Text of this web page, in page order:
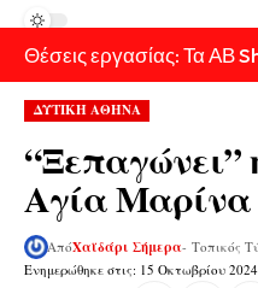
Θέσεις εργασίας: Τα ΑΒ
ΔΥΤΙΚΗ ΑΘΗΝΑ
Αγία Μαρίνα
Ενημερώθηκε στις: 15 Οκτωβρίου
ΑπόΧαϊδάρι Σήμερα- Τοπικός